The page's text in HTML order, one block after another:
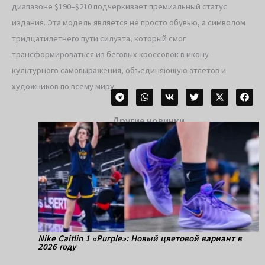
диапазоне $190–$210 подчеркивает премиальный статус
издания. Эта модель является не просто обувью, а символом
тридцатилетнего пути силуэта, который смог
трансформироваться из беговых кроссовок в икону
культурного самовыражения, объединяющую атлетов и
художников по всему миру.
Другие новинки
Nike Caitlin 1 «Purple»: Новый цветовой вариант в
2026 году